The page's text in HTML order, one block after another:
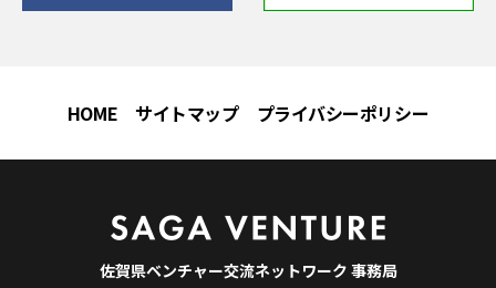
HOME サイトマップ プライバシーポリシー
佐賀県ベンチャー交流ネットワーク 事務局